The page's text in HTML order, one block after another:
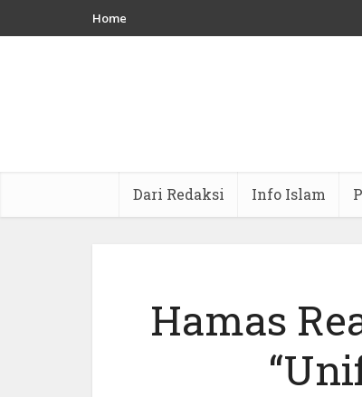
Home
Dari Redaksi Info Islam
Hamas